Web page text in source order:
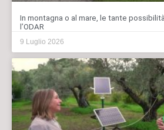
In montagna o al mare, le tante
l’ODAR
9 Luglio 2026